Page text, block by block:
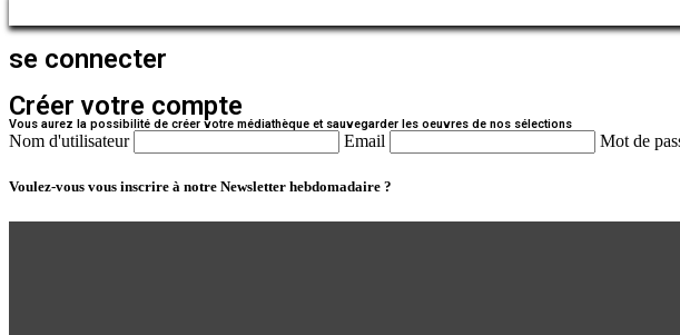
se connecter
Créer votre compte
Vous aurez la possibilité de créer votre médiathèque et sauvegarder les oeuvres de nos sélections
Nom d'utilisateur Email Mot de
Voulez-vous vous inscrire à notre Newsletter hebdomadaire ?